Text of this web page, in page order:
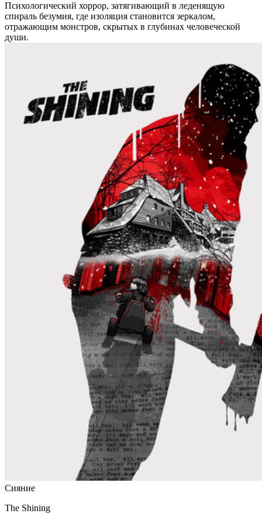
Психологический хоррор, затягивающий в леденящую
спираль безумия, где изоляция становится зеркалом,
отражающим монстров, скрытых в глубинах человеческой
души.
Сияние
The Shining